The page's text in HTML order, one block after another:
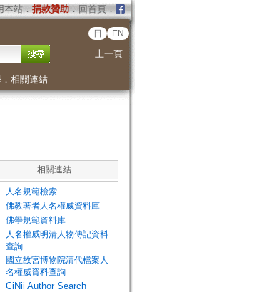
本站． 捐款贊助．回首頁．
日 EN
上一頁
． 相關連結
相關連結
人名規範檢索
佛教著者人名權威資料庫
佛學規範資料庫
人名權威明清人物傳記資料
查詢
國立故宮博物院清代檔案人
名權威資料查詢
CiNii Author Search